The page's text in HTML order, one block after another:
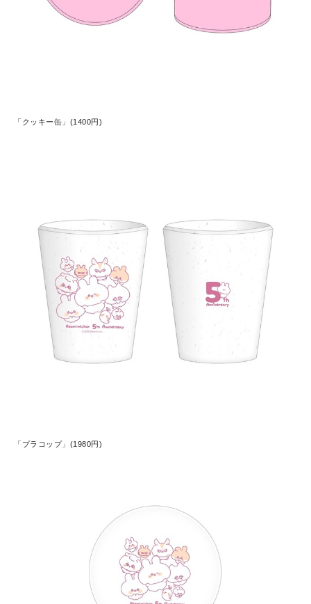
「クッキー缶」(1400円)
「プラコップ」(1980円)